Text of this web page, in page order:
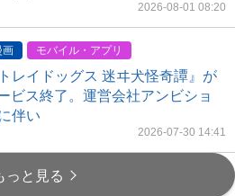
2026-08-01 08:20
画 モバイル・アプリ
レイドッグス 迷ヰ犬怪奇譚』が
ビス終了。運営会社アンビショ
伴い
2026-07-30 14:41
っと見る